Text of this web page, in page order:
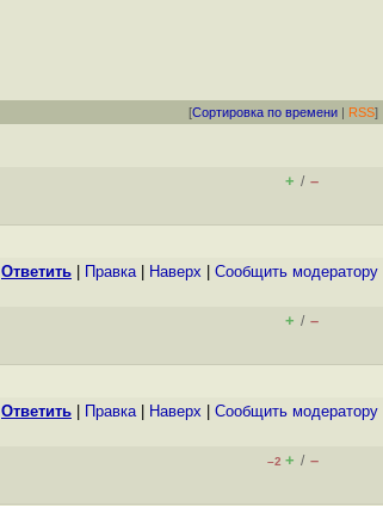
[Сортировка по времени | RSS]
+ / –
Ответить Правка| Наверх Cообщить модератору
+ / –
Ответить Правка| Наверх Cообщить модератору
–2 + / –